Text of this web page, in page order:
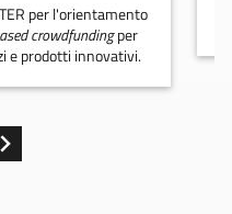
per l'orientamento
crowdfundingper
e prodotti innovativi.